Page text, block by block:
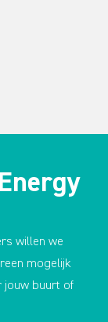
willen we
mogelijk
jouw buurt of